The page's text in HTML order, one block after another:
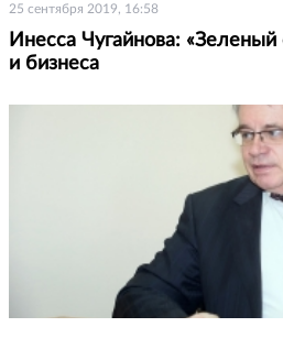
25 сентября 2019, 16:58
Инесса Чугайнова:
и бизнеса